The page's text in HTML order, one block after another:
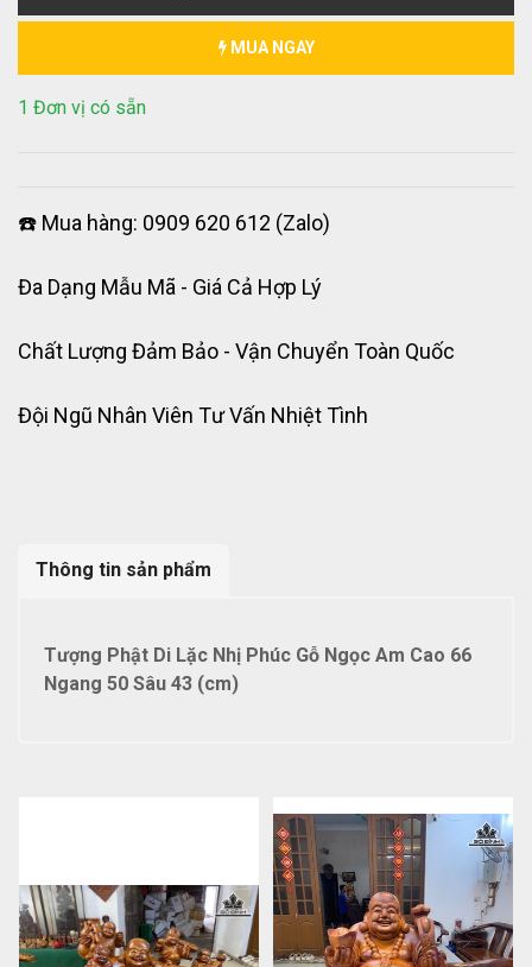
MUA NGAY
1 Đơn vị có sẵn
☎️ Mua hàng: 0909 620 612 (Zalo)
Đa Dạng Mẫu Mã - Giá Cả Hợp Lý
Chất Lượng Đảm Bảo - Vận Chuyển Toàn Quốc
Đội Ngũ Nhân Viên Tư Vấn Nhiệt Tình
Thông tin sản phẩm
Tượng Phật Di Lặc Nhị Phúc Gỗ Ngọc Am Cao 66
Ngang 50 Sâu 43 (cm)